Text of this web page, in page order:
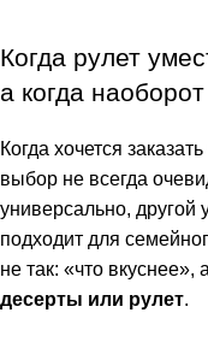
Когда рулет
а когда наоборот
Когда хочется
выбор не всегда
универсально, другой
подходит для
не так: «что вкуснее»,
десерты или рулет.